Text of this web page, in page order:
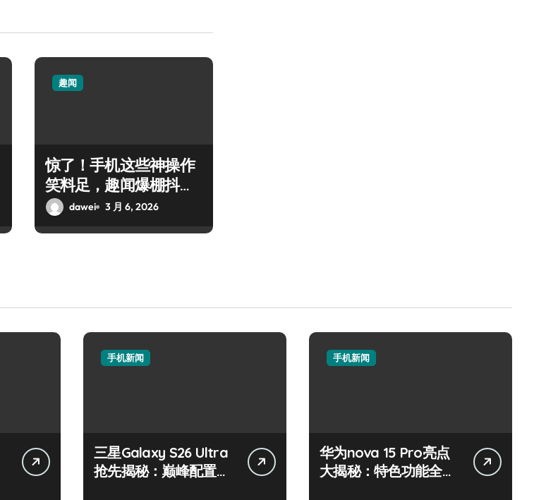
趣闻
惊了！手机这些神操作
笑料足，趣闻爆棚抖到
手酸！
dawei 3 月 6, 2026
手机新闻
三星Galaxy S26 Ultra
抢先揭秘：巅峰配置，
手机新闻
华为nova 15 Pro亮点
大揭秘：特色功能全掌